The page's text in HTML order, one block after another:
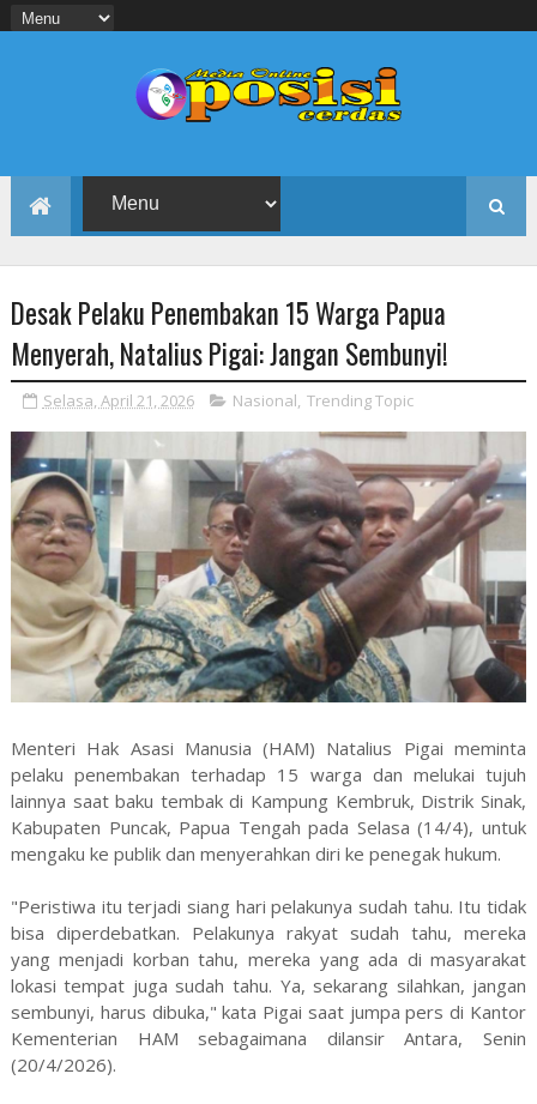
Desak Pelaku Penembakan 15 Warga Papua
Menyerah, Natalius Pigai: Jangan Sembunyi!
Selasa, April 21, 2026 Nasional, Trending Topic
Menteri Hak Asasi Manusia (HAM) Natalius Pigai meminta
pelaku penembakan terhadap 15 warga dan melukai tujuh
lainnya saat baku tembak di Kampung Kembruk, Distrik Sinak,
Kabupaten Puncak, Papua Tengah pada Selasa (14/4), untuk
mengaku ke publik dan menyerahkan diri ke penegak hukum.
"Peristiwa itu terjadi siang hari pelakunya sudah tahu. Itu tidak
bisa diperdebatkan. Pelakunya rakyat sudah tahu, mereka
yang menjadi korban tahu, mereka yang ada di masyarakat
lokasi tempat juga sudah tahu. Ya, sekarang silahkan, jangan
sembunyi, harus dibuka," kata Pigai saat jumpa pers di Kantor
Kementerian HAM sebagaimana dilansir Antara, Senin
(20/4/2026).